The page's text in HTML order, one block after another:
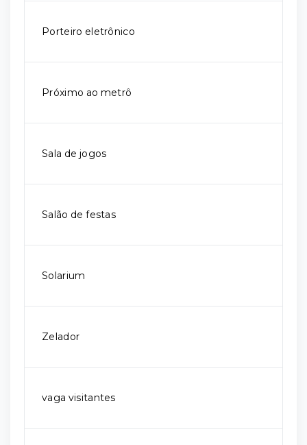
Porteiro eletrônico
Próximo ao metrô
Sala de jogos
Salão de festas
Solarium
Zelador
vaga visitantes